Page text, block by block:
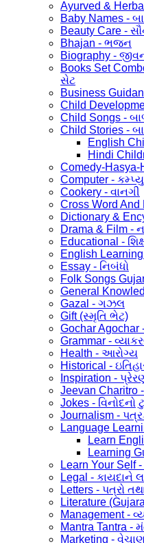
Ayurved &
Baby Names -
Beauty Care -
Bhajan - ભજન
Biography -
Books Set
સેટ
Business
Child
Child Songs -
Child Stories -
English
Hindi
Comedy-Hasya-
Computer -
Cookery - વાનગી
Cross Word And
Dictionary &
Drama & Film -
Educational -
English
Essay - નિબંધો
Folk Songs
General
Gazal - ગઝલ
Gift (સ્મૃતિ ભેટ)
Gochar Agochar
Grammar -
Health - આરોગ્ય
Historical -
Inspiration -
Jeevan Charitro
Jokes - વિનોદનો
Journalism -
Language
Learn
Learning
Learn Your Self
Legal - કાયદાને
Letters - પત્રો
Literature
Management -
Mantra Tantra -
Marketing -